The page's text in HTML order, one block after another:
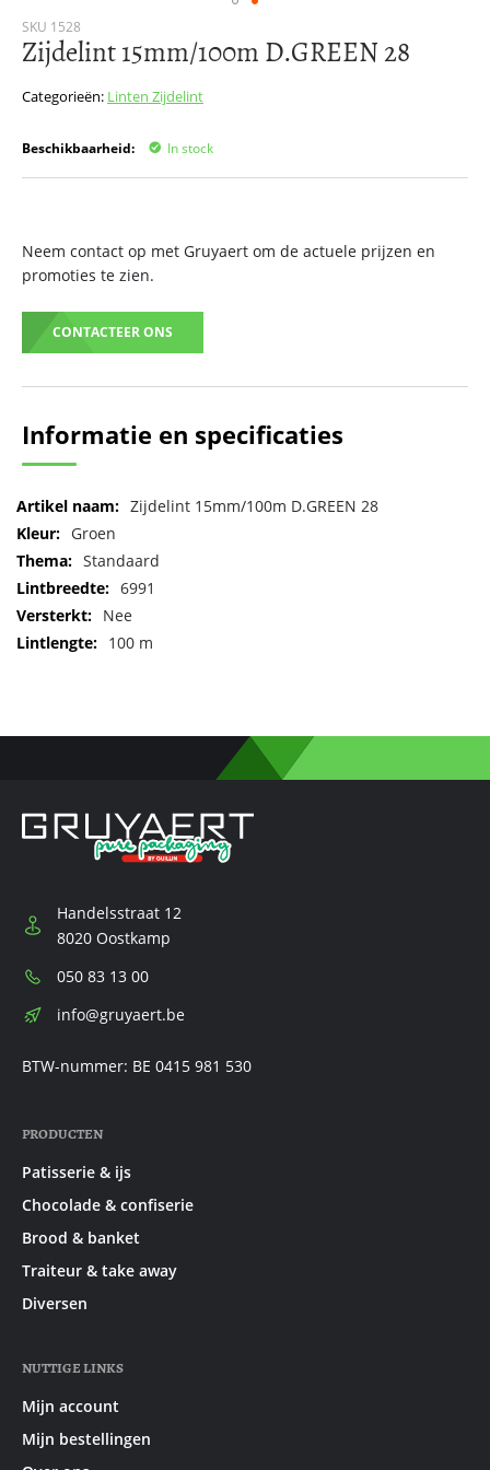
SKU 1528
Zijdelint 15mm/100m D.GREEN 28
Categorieën: Linten Zijdelint
Beschikbaarheid: In stock
Neem contact op met Gruyaert om de actuele prijzen en
promoties te zien.
CONTACTEER ONS
Ga
naar
begin
afbeeldingen-
gallerij
Informatie en specificaties
Meer
informatie
Zijdelint 15mm/100m D.GREEN 28
Groen
Standaard
6991
Nee
100 m
Handelsstraat 12
8020 Oostkamp
Telefoon:
050 83 13 00
E-
info@gruyaert.be
BTW-nummer: BE 0415 981 530
PRODUCTEN
Patisserie & ijs
Chocolade & confiserie
Brood & banket
Traiteur & take away
Diversen
NUTTIGE LINKS
Mijn account
Mijn bestellingen